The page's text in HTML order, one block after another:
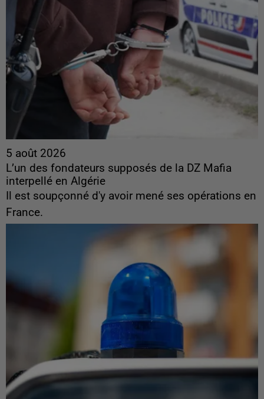
5 août 2026
L’un des fondateurs supposés de la DZ Mafia
interpellé en Algérie
Il est soupçonné d'y avoir mené ses opérations en
France.